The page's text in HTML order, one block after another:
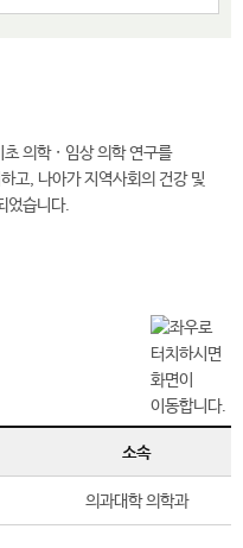
의학 · 임상 의학 연구를
고, 나아가 지역사회의 건강 및
었습니다.
소속
의과대학 의학과